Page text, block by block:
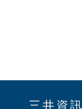
三井資訊